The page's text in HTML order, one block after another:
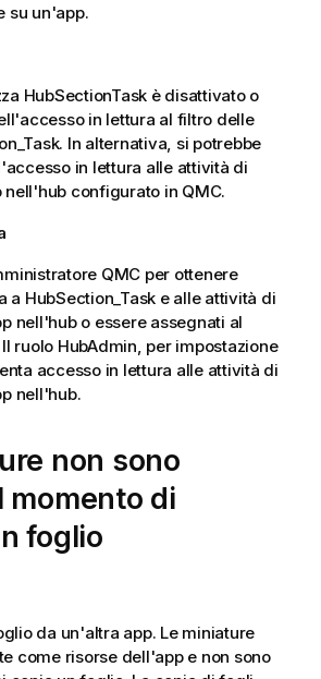
su un'app.
HubSectionTask è disattivato o
in lettura al filtro delle
In alternativa, si potrebbe
in lettura alle attività di
nell'hub configurato in QMC.
QMC per ottenere
a HubSection_Task e alle attività di
nell'hub o essere assegnati al
ruolo HubAdmin, per impostazione
accesso in lettura alle attività di
nell'hub.
non sono
momento di
foglio
da un'altra app. Le miniature
come risorse dell'app e non sono